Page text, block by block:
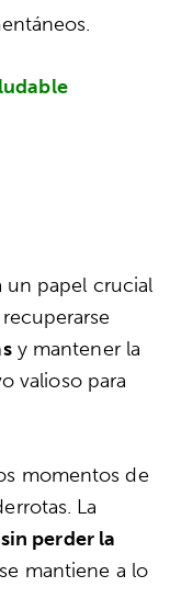
un papel crucial
y mantener la
valioso para
momentos de
La
perder la
mantiene a lo